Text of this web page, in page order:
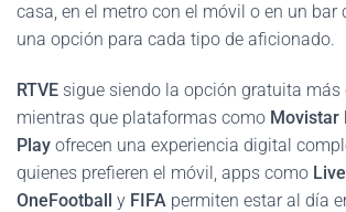
casa, en el metro con el móvil o en un bar
una opción para cada tipo de aficionado.
RTVE sigue siendo la opción gratuita más
mientras que plataformas como Movistar
Play ofrecen una experiencia digital
quienes prefieren el móvil, apps como
OneFootball y FIFA permiten estar al día